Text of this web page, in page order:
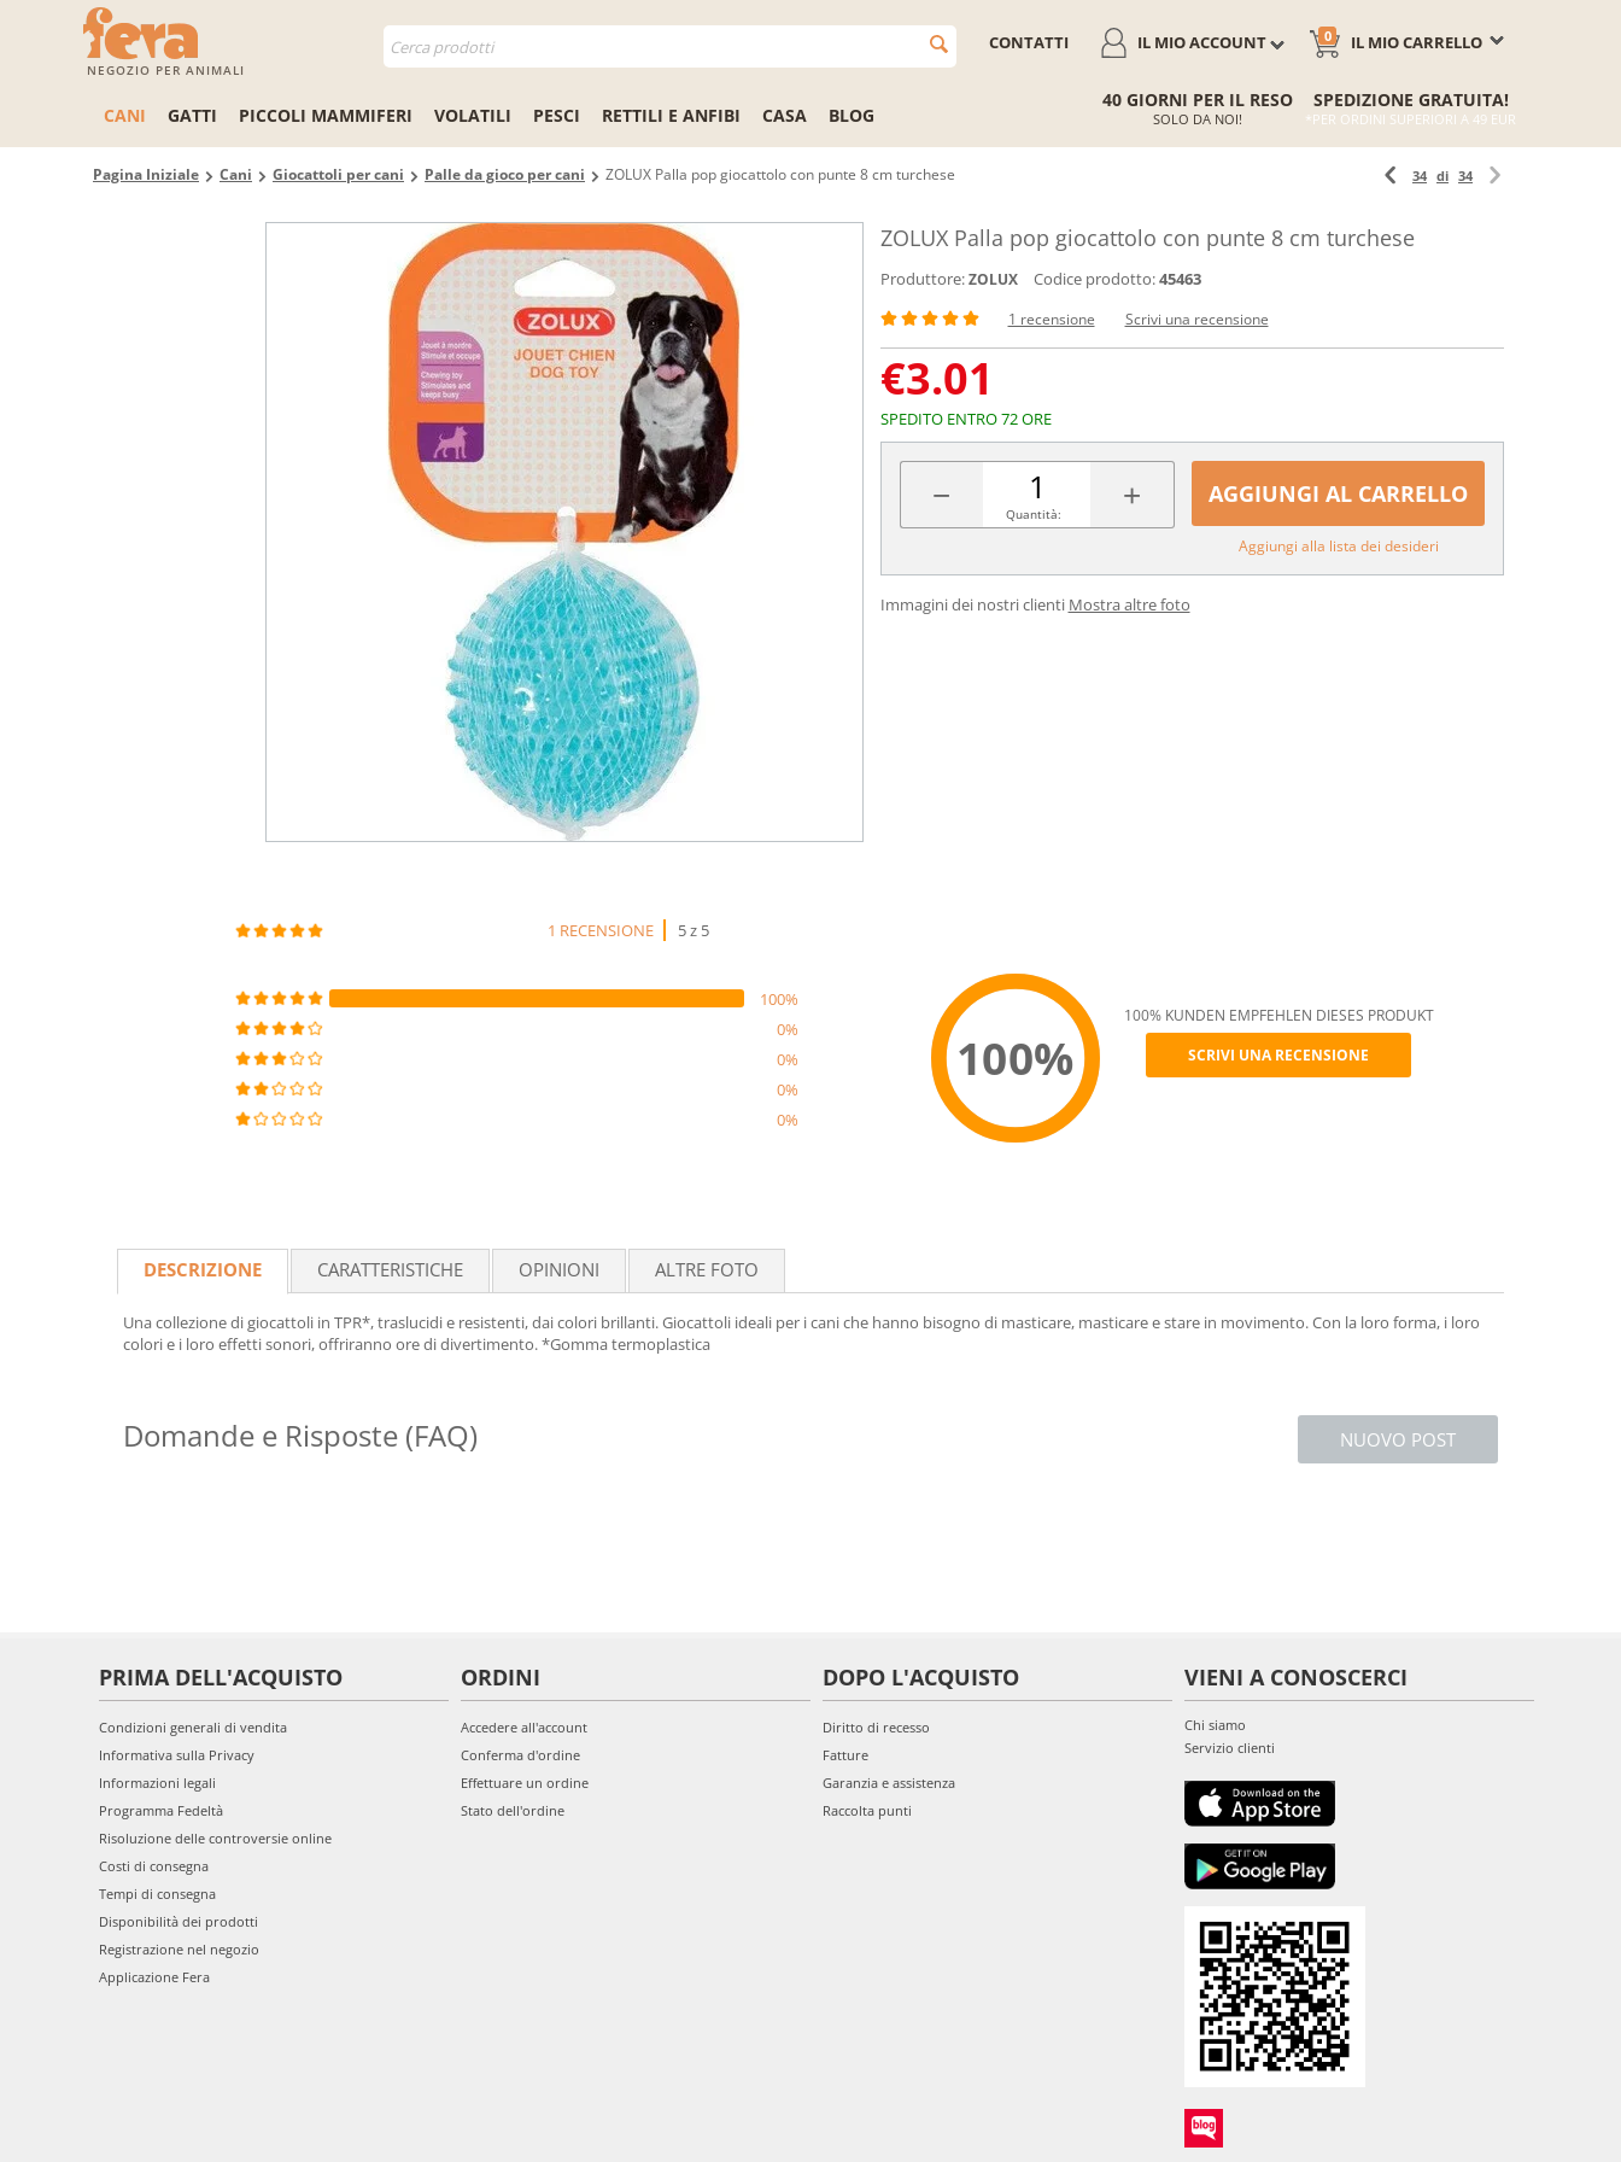
NEGOZIO PER ANIMALI
IL MIO CARRELLO
0
IL MIO ACCOUNT
CONTATTI
CANI GATTI PICCOLI MAMMIFERI VOLATILI PESCI RETTILI E ANFIBI CASA BLOG
40 GIORNI PER IL RESO
SOLO DA NOI!
SPEDIZIONE GRATUITA!
*PER ORDINI SUPERIORI A 49 EUR
Pagina Iniziale Cani Giocattoli per cani Palle da gioco per cani ZOLUX Palla pop giocattolo con punte 8 cm turchese 34 di 34
ZOLUX Palla pop giocattolo con punte 8 cm turchese
Produttore: ZOLUX Codice prodotto:45463
1 recensione Scrivi una recensione
€3.01
SPEDITO ENTRO 72 ORE
− +
Quantità:
AGGIUNGI AL CARRELLO
Aggiungi alla lista dei desideri
Immagini dei nostri clienti Mostra altre foto
1 RECENSIONE 5 z 5
100%
0%
0%
0%
0%
100%
100% KUNDEN EMPFEHLEN DIESES PRODUKT
SCRIVI UNA RECENSIONE
DESCRIZIONE CARATTERISTICHE OPINIONI ALTRE FOTO
Una collezione di giocattoli in TPR*, traslucidi e resistenti, dai colori brillanti. Giocattoli ideali per i cani che hanno bisogno di masticare, masticare e stare in movimento. Con la loro forma, i loro
colori e i loro effetti sonori, offriranno ore di divertimento. *Gomma termoplastica
NUOVO POST
Domande e Risposte (FAQ)
PRIMA DELL'ACQUISTO
Condizioni generali di vendita
Informativa sulla Privacy
Informazioni legali
Programma Fedeltà
Risoluzione delle controversie online
Costi di consegna
Tempi di consegna
Disponibilità dei prodotti
Registrazione nel negozio
Applicazione Fera
ORDINI
Accedere all'account
Conferma d'ordine
Effettuare un ordine
Stato dell'ordine
DOPO L'ACQUISTO
Diritto di recesso
Fatture
Garanzia e assistenza
Raccolta punti
VIENI A CONOSCERCI
Chi siamo
Servizio clienti